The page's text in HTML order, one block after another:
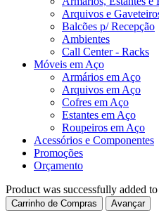
Arquivos e
Balcões p/ Recepção
Ambientes
Call Center - Racks
Móveis em Aço
Armários em Aço
Arquivos em Aço
Cofres em Aço
Estantes em Aço
Roupeiros em Aço
Acessórios e Componentes
Promoções
Orçamento
Product was successfully added
Carrinho de Compras Avançar